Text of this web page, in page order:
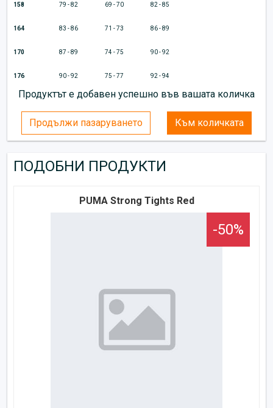
158 79 - 82 69 - 70 82 - 85
164 83 - 86 71 - 73 86 - 89
170 87 - 89 74 - 75 90 - 92
176 90 - 92 75 - 77 92 - 94
Продуктът е добавен успешно във вашата количка
Продължи пазаруването Към количката
ПОДОБНИ ПРОДУКТИ
PUMA Strong Tights Red
-50%